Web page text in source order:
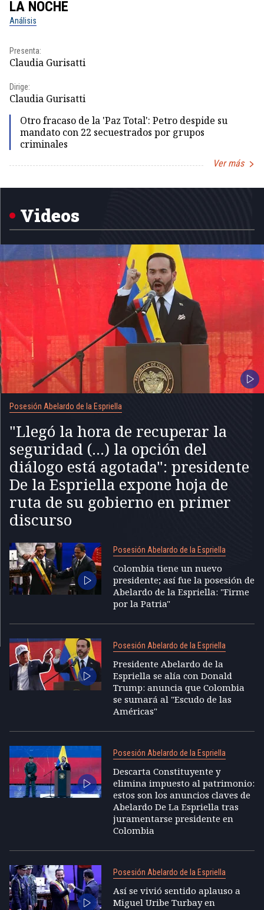
LA NOCHE
Análisis
Presenta:
Claudia Gurisatti
Dirige:
Claudia Gurisatti
Otro fracaso de la 'Paz Total': Petro despide su
mandato con 22 secuestrados por grupos
criminales
Ver más
Videos
Posesión Abelardo de la Espriella
"Llegó la hora de recuperar la
seguridad (...) la opción del
diálogo está agotada": presidente
De la Espriella expone hoja de
ruta de su gobierno en primer
discurso
Posesión Abelardo de la Espriella
Colombia tiene un nuevo
presidente; así fue la posesión de
Abelardo de la Espriella: "Firme
por la Patria"
Posesión Abelardo de la Espriella
Presidente Abelardo de la
Espriella se alía con Donald
Trump: anuncia que Colombia
se sumará al "Escudo de las
Américas"
Posesión Abelardo de la Espriella
Descarta Constituyente y
elimina impuesto al patrimonio:
estos son los anuncios claves de
Abelardo De La Espriella tras
juramentarse presidente en
Colombia
Posesión Abelardo de la Espriella
Así se vivió sentido aplauso a
Miguel Uribe Turbay en